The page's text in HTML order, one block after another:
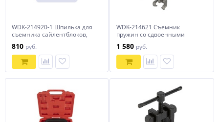
WDK-214920-1 Шпилька для
съемника сайлентблоков,
810 руб.
WDK-214621 Съемник
пружин со сдвоенными
1 580 руб.